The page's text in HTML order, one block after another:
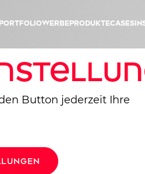
PortfolioWerbeprodukteCases
Button jederzeit Ihre